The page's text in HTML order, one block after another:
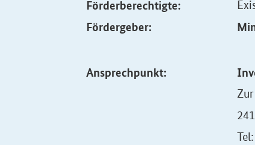
Förderberechtigte:
Fördergeber:
Ansprechpunkt: